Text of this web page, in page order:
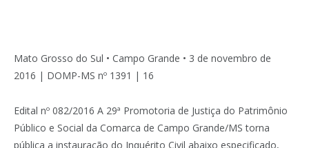
Mato Grosso do Sul • Campo Grande • 3 de novembro de
2016 | DOMP-MS nº 1391 | 16
Edital nº 082/2016 A 29ª Promotoria de Justiça do Patrimônio
Público e Social da Comarca de Campo Grande/MS torna
pública a instauração do Inquérito Civil abaixo especificado,